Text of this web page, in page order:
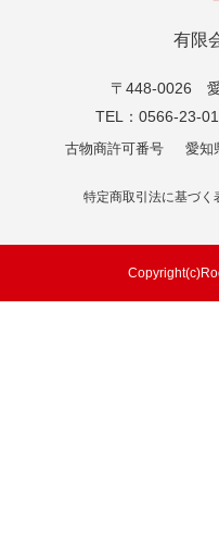
有限
〒448-0026
TEL：0566-23-
古物商許可番号 愛知
特定商取引法に基づく